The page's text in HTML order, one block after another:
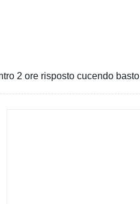
2 ore risposto cucendo